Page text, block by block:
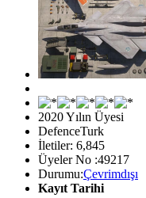
2020 Yılın Üyesi
DefenceTurk
İletiler: 6,845
Üyeler No :49217
Durumu:Çevrimdışı
Kayıt Tarihi